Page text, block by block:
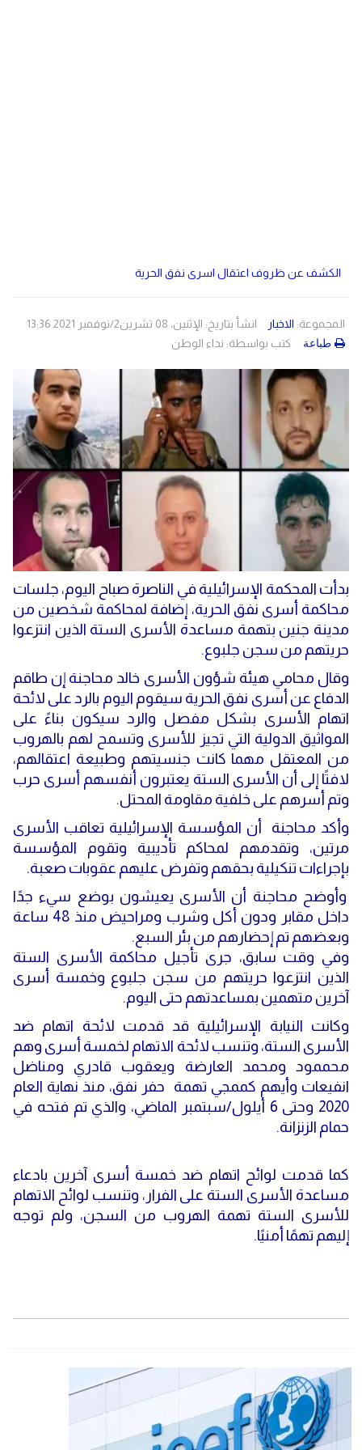
الكشف عن ظروف اعتقال اسرى نفق الحرية
المجموعة: الاخبار
انشأ بتاريخ: الإثنين، 08 تشرين2/نوفمبر 2021 13:36
كتب بواسطة: نداء الوطن طباعة
بدأت المحكمة الإسرائيلية في الناصرة صباح اليوم، جلسات
محاكمة أسرى نفق الحرية، إضافة لمحاكمة شخصين من
مدينة جنين بتهمة مساعدة الأسرى الستة الذين انتزعوا
حريتهم من سجن جلبوع.
وقال محامي هيئة شؤون الأسرى خالد محاجنة إن طاقم
الدفاع عن أسرى نفق الحرية سيقوم اليوم بالرد على لائحة
اتهام الأسرى بشكل مفصل والرد سيكون بناءً على
المواثيق الدولية التي تجيز للأسرى وتسمح لهم بالهروب
من المعتقل مهما كانت جنسيتهم وطبيعة اعتقالهم،
لافتًا إلى أن الأسرى الستة يعتبرون أنفسهم أسرى حرب
وتم أسرهم على خلفية مقاومة المحتل.
وأكد محاجنة أن المؤسسة الإسرائيلية تعاقب الأسرى
مرتين، وتقدمهم لمحاكم تأديبية وتقوم المؤسسة
بإجراءات تنكيلية بحقهم وتفرض عليهم عقوبات صعبة.
وأوضح محاجنة أن الأسرى يعيشون بوضع سيء جدًا
داخل مقابر ودون أكل وشرب ومراحيض منذ 48 ساعة
وبعضهم تم إحضارهم من بئر السبع.
وفي وقت سابق، جرى تأجيل محاكمة الأسرى الستة
الذين انتزعوا حريتهم من سجن جلبوع وخمسة أسرى
آخرين متهمين بمساعدتهم حتى اليوم.
وكانت النيابة الإسرائيلية قد قدمت لائحة اتهام ضد
الأسرى الستة، وتنسب لائحة الاتهام لخمسة أسرى وهم
محممود ومحمد العارضة ويعقوب قادري ومناضل
انفيعات وأيهم كممجي تهمة حفر نفق، منذ نهاية العام
2020 وحتى 6 أيلول/سبتمبر الماضي، والذي تم فتحه في
حمام الزنزانة.
كما قدمت لوائح اتهام ضد خمسة أسرى آخرين بادعاء
مساعدة الأسرى الستة على الفرار، وتنسب لوائح الاتهام
للأسرى الستة تهمة الهروب من السجن، ولم توجه
إليهم تهمًا أمنيًا.